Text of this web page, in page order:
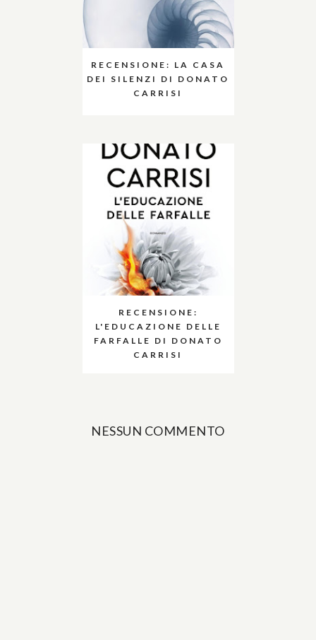
RECENSIONE: LA CASA
DEI SILENZI DI DONATO
CARRISI
RECENSIONE:
L'EDUCAZIONE DELLE
FARFALLE DI DONATO
CARRISI
NESSUN COMMENTO